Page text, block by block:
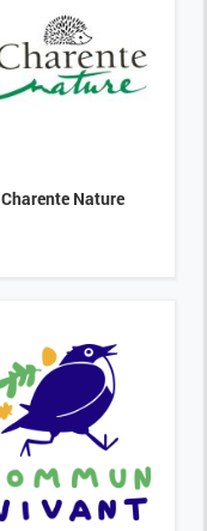
Charente Nature